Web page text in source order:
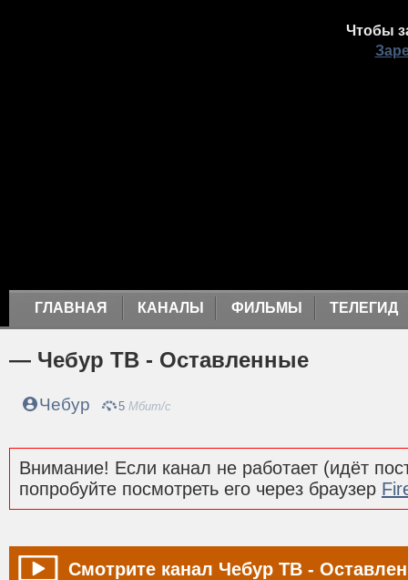
Чтобы
ГЛАВНАЯ КАНАЛЫ ФИЛЬМЫ ТЕЛЕГИД
— Чебур ТВ - Оставленные
Чебур 5 Мбит/с
Внимание! Если канал не работает (идёт
попробуйте посмотреть его через браузер
Смотрите канал Чебур ТВ -